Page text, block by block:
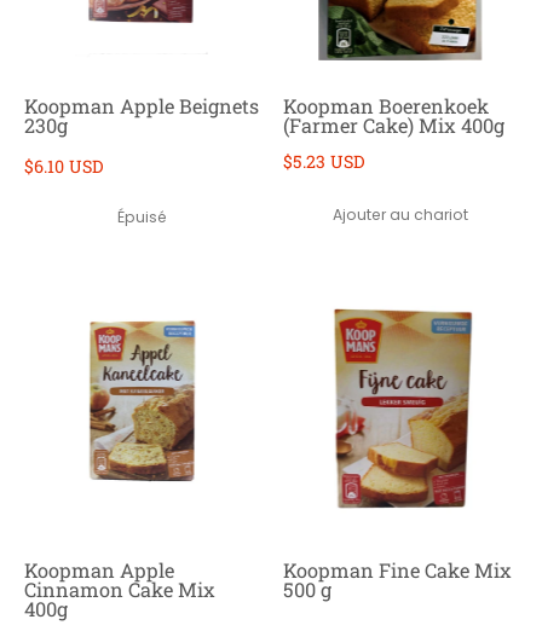
Koopman Apple Beignets
230g
$6.10 USD
Épuisé
Koopman Boerenkoek
(Farmer Cake) Mix 400g
$5.23 USD
Ajouter au chariot
Koopman Apple
Cinnamon Cake Mix
400g
Koopman Fine Cake Mix
500 g